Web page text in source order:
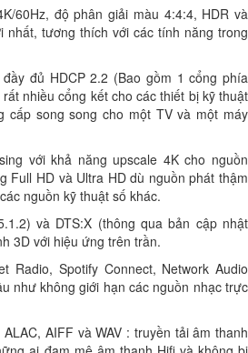
60Hz, độ phân giải màu 4:4:4, HDR và
nhất, tương thích với các tính năng trong
đủ HDCP 2.2 (Bao gồm 1 cổng phía
nhiều cổng kết cho các thiết bị kỹ thuật
cấp song song cho một TV và một máy
với khả năng upscale 4K cho nguồn
Full HD và Ultra HD dù nguồn phát thậm
nguồn kỹ thuật số khác.
và DTS:X (thông qua bản cập nhật
3D với hiệu ứng trên trần.
Radio, Spotify Connect, Network Audio
như không giới hạn các nguồn nhạc trực
AIFF và WAV : truyền tải âm thanh